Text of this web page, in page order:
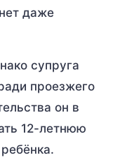
даже
супруга
проезжего
он в
12-летнюю